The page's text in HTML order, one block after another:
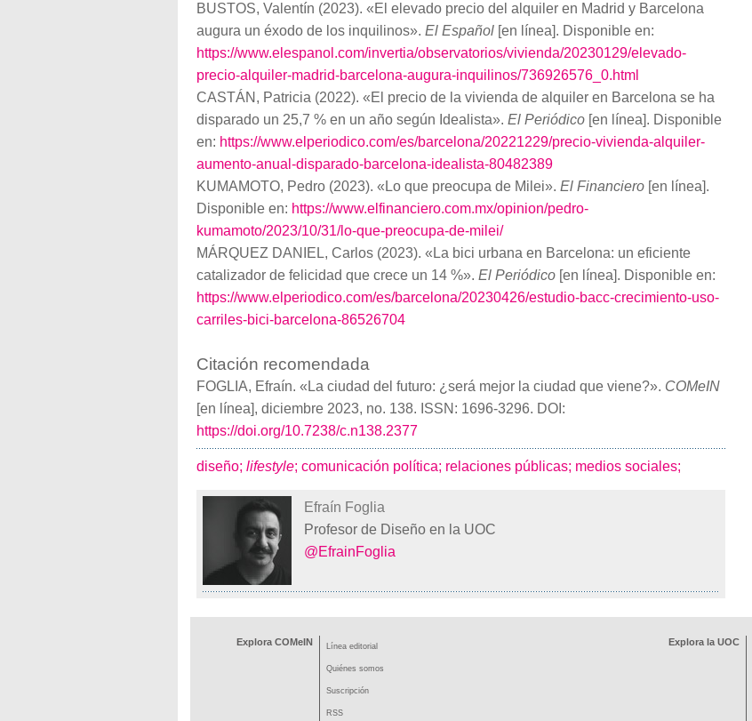
BUSTOS, Valentín (2023). «El elevado precio del alquiler en Madrid y Barcelona
augura un éxodo de los inquilinos». El Español[en línea]. Disponible en:
https://www.elespanol.com/invertia/observatorios/vivienda/20230129/elevado-
precio-alquiler-madrid-barcelona-augura-inquilinos/736926576_0.html
CASTÁN, Patricia (2022). «El precio de la vivienda de alquiler en Barcelona se ha
disparado un 25,7 % en un año según Idealista». El Periódico[en línea]. Disponible
en: https://www.elperiodico.com/es/barcelona/20221229/precio-vivienda-alquiler-
aumento-anual-disparado-barcelona-idealista-80482389
KUMAMOTO, Pedro (2023). «Lo que preocupa de Milei». El Financiero[en línea].
Disponible en: https://www.elfinanciero.com.mx/opinion/pedro-
kumamoto/2023/10/31/lo-que-preocupa-de-milei/
MÁRQUEZ DANIEL, Carlos (2023). «La bici urbana en Barcelona: un eficiente
catalizador de felicidad que crece un 14 %». El Periódico[en línea]. Disponible en:
https://www.elperiodico.com/es/barcelona/20230426/estudio-bacc-crecimiento-uso-
carriles-bici-barcelona-86526704
Citación recomendada
FOGLIA, Efraín. «La ciudad del futuro: ¿será mejor la ciudad que viene?». COMeIN
[en línea], diciembre 2023, no. 138. ISSN: 1696-3296. DOI:
https://doi.org/10.7238/c.n138.2377
diseño; lifestyle; comunicación política; relaciones públicas; medios sociales;
Efraín Foglia
Profesor de Diseño en la UOC
@EfrainFoglia
Explora COMeIN Línea editorial
Quiénes somos
Suscripción
RSS
Explora la UOC